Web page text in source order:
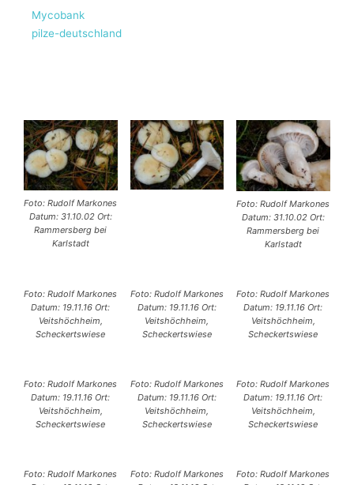
Mycobank
pilze-deutschland
Foto: Rudolf Markones
Datum: 31.10.02 Ort:
Rammersberg bei
Karlstadt
Foto: Rudolf Markones
Datum: 31.10.02 Ort:
Rammersberg bei
Karlstadt
Foto: Rudolf Markones
Datum: 19.11.16 Ort:
Veitshöchheim,
Scheckertswiese
Foto: Rudolf Markones
Datum: 19.11.16 Ort:
Veitshöchheim,
Scheckertswiese
Foto: Rudolf Markones
Datum: 19.11.16 Ort:
Veitshöchheim,
Scheckertswiese
Foto: Rudolf Markones
Datum: 19.11.16 Ort:
Veitshöchheim,
Scheckertswiese
Foto: Rudolf Markones
Datum: 19.11.16 Ort:
Veitshöchheim,
Scheckertswiese
Foto: Rudolf Markones
Datum: 19.11.16 Ort:
Veitshöchheim,
Scheckertswiese
Foto: Rudolf Markones
Foto: Rudolf Markones
Foto: Rudolf Markones